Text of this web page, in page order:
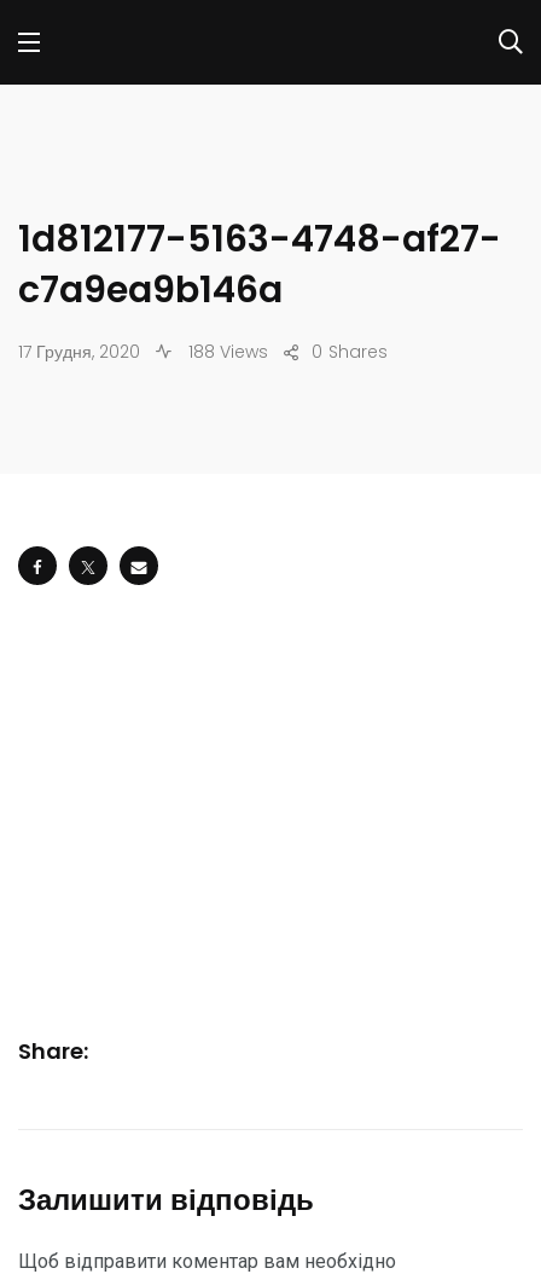
1d812177-5163-4748-af27-
c7a9ea9b146a
17 Грудня, 2020 188 Views Shares
0
Share:
Залишити відповідь
Щоб відправити коментар вам необхідно